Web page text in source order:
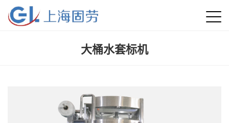
大桶水套标机